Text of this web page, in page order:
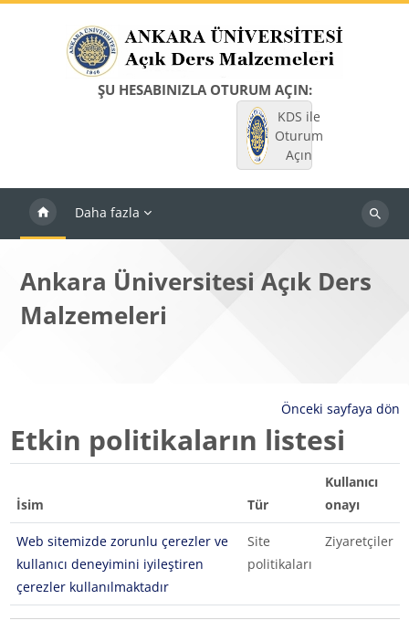
ŞU HESABINIZLA OTURUM AÇIN:
KDS ile
Oturum
Açın
Daha fazla
Dersleri
Ankara Üniversitesi Açık Ders
Malzemeleri
Önceki sayfaya dön
Etkin politikaların listesi
İsim Tür
Kullanıcı
onayı
Web sitemizde zorunlu çerezler ve
kullanıcı deneyimini iyileştiren
çerezler kullanılmaktadır
Site
politikaları
Ziyaretçiler